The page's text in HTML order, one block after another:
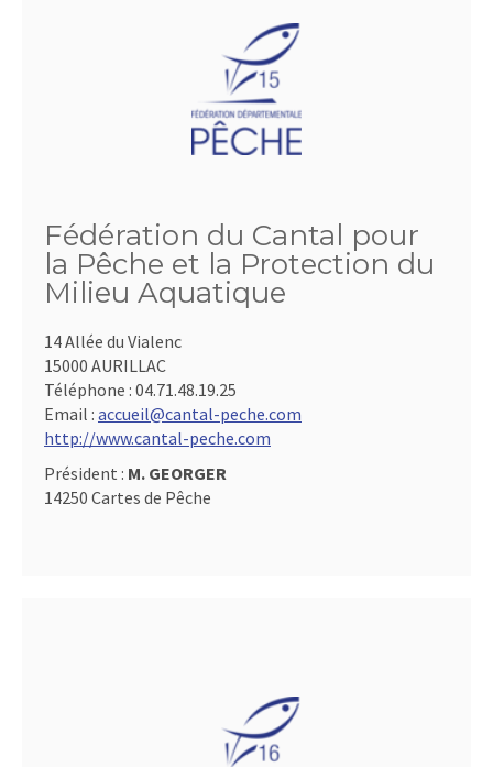
Fédération du Cantal pour
la Pêche et la Protection du
Milieu Aquatique
14 Allée du Vialenc
15000 AURILLAC
Téléphone : 04.71.48.19.25
Email : accueil@cantal-peche.com
http://www.cantal-peche.com
Président : M. GEORGER
14250 Cartes de Pêche